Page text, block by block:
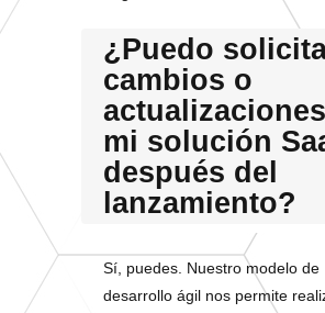
¿Puedo
cambios o
mi solución
después del
lanzamiento?
Sí, puedes. Nuestro modelo de
desarrollo ágil nos permite